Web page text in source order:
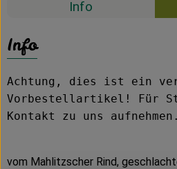
Info
Info
Achtung, dies ist ein
Vorbestellartikel! Für
Kontakt zu uns aufnehmen.
vom Mahlitzscher Rind,